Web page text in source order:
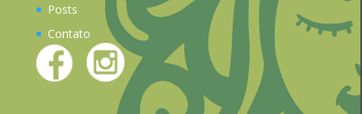
Posts
Contato